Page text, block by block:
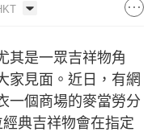
其是一眾吉祥物角
家見面。近日，有網
一個商場的麥當勞分
典吉祥物會在指定